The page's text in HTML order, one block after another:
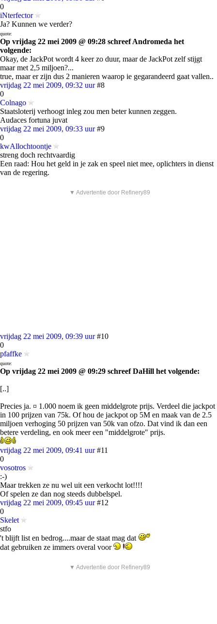
0
iNterfector
Ja? Kunnen we verder?
quote:
Op vrijdag 22 mei 2009 @ 09:28 schreef Andromeda het
volgende:
Okay, de JackPot wordt 4 keer zo duur, maar de JackPot zelf stijgt
maar met 2,5 miljoen?...
true, maar er zijn dus 2 manieren waarop ie gegarandeerd gaat vallen..
vrijdag 22 mei 2009, 09:32 uur #8
0
Colnago
Staatsloterij verhoogt inleg zou men beter kunnen zeggen.
Audaces fortuna juvat
vrijdag 22 mei 2009, 09:33 uur #9
0
kwAllochtoontje
streng doch rechtvaardig
Een raad: Hou het geld in je zak en speel niet mee, oplichters in dienst
van de regering.
▼ Advertentie door Refinery89
vrijdag 22 mei 2009, 09:39 uur #10
0
pfaffke
quote:
Op vrijdag 22 mei 2009 @ 09:29 schreef DaHill het volgende:
[..]
Precies ja. ¤ 1.000 noem ik geen middelgrote prijs. Verdeel die jackpot
in 100 prijzen van 75k. Of hou de jackpot op 5M en maak van de 2.5
miljoen verhoging 50 prijzen van 50k van ofzo. Dat vind ik dan een
betere verdeling, en ook meer een "middelgrote" prijs.
vrijdag 22 mei 2009, 09:41 uur #11
0
vosotros
:-)
Maar trekken ze nu wel uit een verkocht lot!!!!
Of spelen ze dan nog steeds dubbelspel.
vrijdag 22 mei 2009, 09:45 uur #12
0
Skelet
stfo
't blijft list en bedrog....maar de staat mag dat
dat gebruiken ze immers overal voor
▼ Advertentie door Refinery89